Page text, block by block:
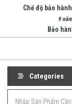
Chế độ bảo
9
Bảo
Computer
Categories